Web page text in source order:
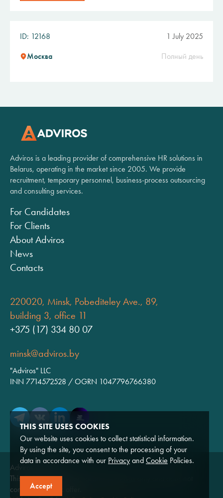
ID: 12168 1 July 2025
Москва Полный день
Adviros is a leading provider of comprehensive HR solutions in
Belarus, operating in the market since 2005. We provide
recruitment, temporary personnel, business-process outsourcing
and consulting services.
For Candidates
For Clients
About Adviros
News
Contacts
220020, Minsk, Pobediteley Ave., 89,
building 3, office 11
+375 (17) 334 80 07
minsk@adviros.by
"Adviros" LLC
INN 7714572528 / OGRN 1047796766380
Adviros © 2026
This website is for informational purposes only and does not
constitute a public offer.
THIS SITE USES COOKIES
Our website uses cookies to collect statistical information.
By using the site, you consent to the processing of your
data in accordance with our Privacy and Cookie Policies.
Accept